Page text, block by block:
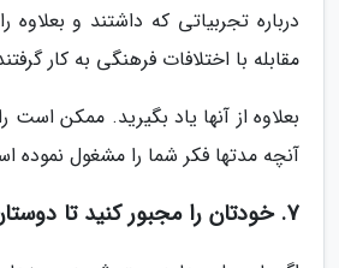
درباره تجربیاتی که داشتند و بعلاوه
مقابله با اختلافات فرهنگی به کار
بعلاوه از آنها یاد بگیرید. ممکن است
آنچه مدتها فکر شما را مشغول نموده
7. خودتان را مجبور کنید تا دوستان محلی پیدا کنید